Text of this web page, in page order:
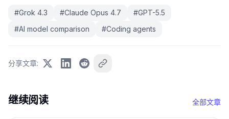
#Grok 4.3 #Claude Opus 4.7 #GPT-5.5
#AI model comparison #Coding agents
分享文章:
继续阅读 全部文章